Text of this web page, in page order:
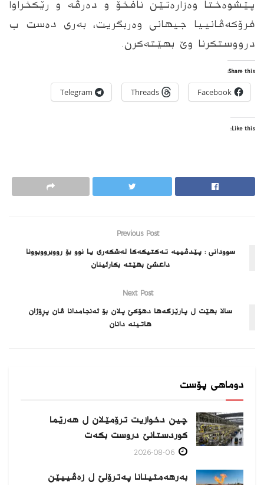
پێشوه‌ختا وه‌زاره‌تێن نافخۆ و ده‌رڤه‌ و رێكخراوا
فرۆكه‌ڤانییا جیهانى وه‌ربگریت، به‌رى ده‌ست ب
درووستكرنا وێ بهێته‌كرن.
Share this:
Facebook
Threads
Telegram
Like this:
Previous Post
سوودانى : پێدڤییه‌ ته‌كتیكه‌كا له‌شكه‌رى یا نوو بۆ رووبرووبوونا
داعشێ بهێته‌ بكارئینان
Next Post
سالا بهێت ل پارێزگه‌ها دهۆكێ پلان بۆ ئه‌نجامدانا ڤان پڕۆژان
هاتینه‌ دانان
دوماهی پۆست
چین دخوازیت ترۆمێلان ل هەرێما
كوردستانێ دروست بكەت
بەرهەمئینانا په‌ترۆلێ ل زه‌ڤییێن